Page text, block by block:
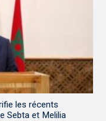
les récents
Sebta et Melilia